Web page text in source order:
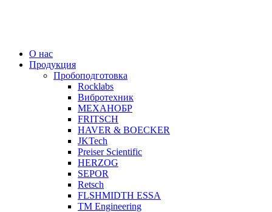
О нас
Продукция
Пробоподготовка
Rocklabs
Вибротехник
МЕХАНОБР
FRITSCH
HAVER & BOECKER
JKTech
Preiser Scientific
HERZOG
SEPOR
Retsch
FLSHMIDTH ESSA
TM Engineering